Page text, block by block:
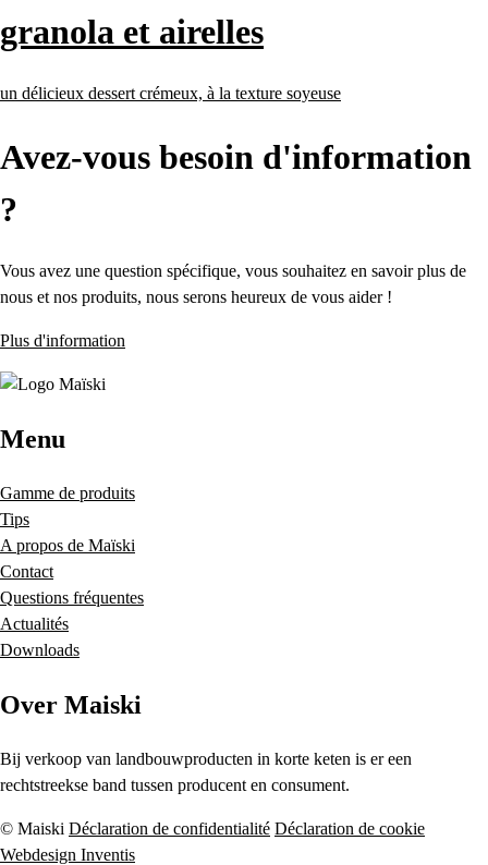
granola et airelles
un délicieux dessert crémeux, à la texture soyeuse
Avez-vous besoin d'information
?
Vous avez une question spécifique, vous souhaitez en savoir plus de
nous et nos produits, nous serons heureux de vous aider !
Plus d'information
Menu
Gamme de produits
Tips
A propos de Maïski
Contact
Questions fréquentes
Actualités
Downloads
Over Maiski
Bij verkoop van landbouwproducten in korte keten is er een
rechtstreekse band tussen producent en consument.
© Maiski Déclaration de confidentialité Déclaration de cookie
Webdesign Inventis